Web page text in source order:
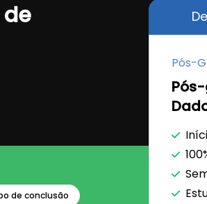
de conclusão
Pós-